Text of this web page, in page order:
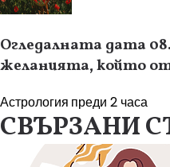
Огледалната дата
желанията, който
Астрология преди 2 часа
СВЪРЗАНИ